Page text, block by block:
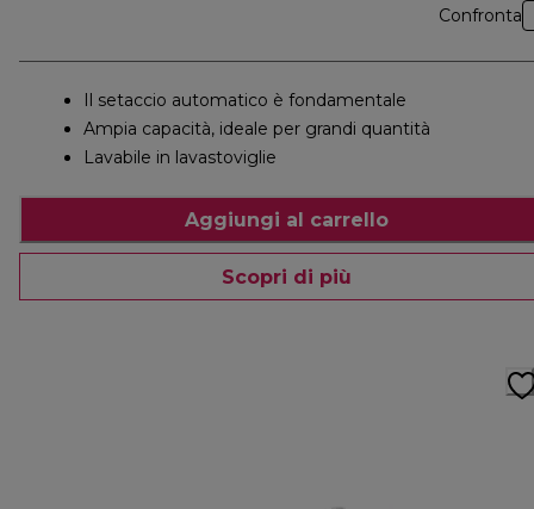
Confronta
Il setaccio automatico è fondamentale
Ampia capacità, ideale per grandi quantità
Lavabile in lavastoviglie
Aggiungi al carrello
Scopri di più